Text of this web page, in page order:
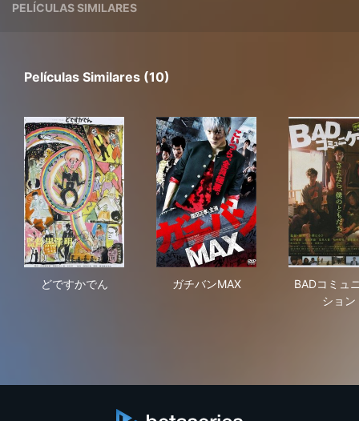
PELÍCULAS SIMILARES
Películas Similares (10)
どですかでん ガチバンMAX
BADコミュ
ション